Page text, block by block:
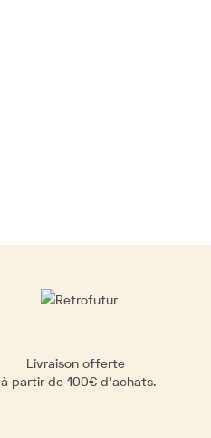
Livraison offerte
à partir de 100€ d’achats.